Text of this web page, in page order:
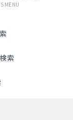
MENU
索